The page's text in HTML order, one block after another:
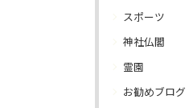
スポーツ
神社仏閣
霊園
お勧めブログ